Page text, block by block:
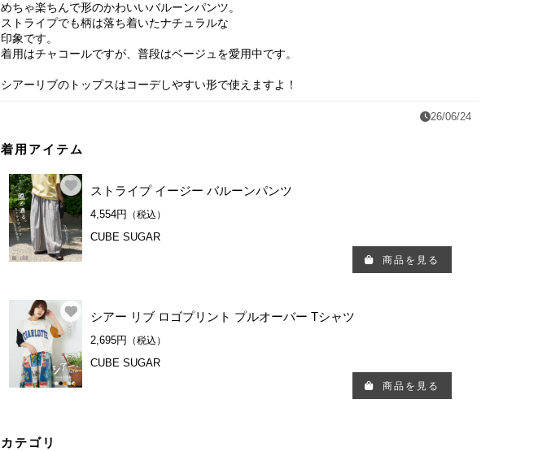
めちゃ楽ちんで形のかわいいバルーンパンツ。
ストライプでも柄は落ち着いたナチュラルな
印象です。
着用はチャコールですが、普段はベージュを愛用中です。
シアーリブのトップスはコーデしやすい形で使えますよ！
26/06/24
着用アイテム
ストライプ イージー バルーンパンツ
4,554円 （税込）
CUBE SUGAR
商品を見る
シアー リブ ロゴプリント プルオーバー Tシャツ
2,695円 （税込）
CUBE SUGAR
商品を見る
カテゴリ